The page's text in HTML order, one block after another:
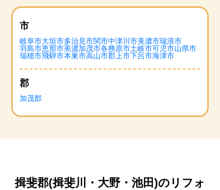
市
岐阜市大垣市多治見市関市中津川市美濃市瑞浪市
羽島市恵那市美濃加茂市各務原市土岐市可児市山県市
瑞穂市飛騨市本巣市高山市郡上市下呂市海津市
郡
加茂郡
揖斐郡(揖斐川・大野・池田)のリフォ